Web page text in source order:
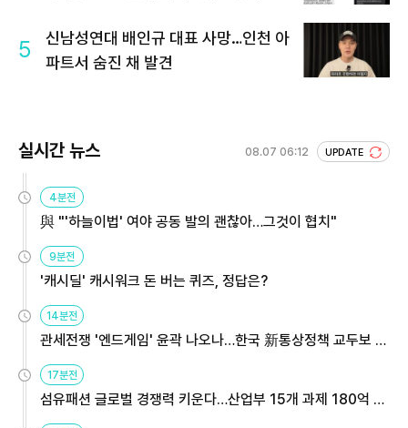
5
신남성연대 배인규 대표 사망…인천 아
파트서 숨진 채 발견
실시간 뉴스 08.07 06:12 UPDATE
4분전
與 "'하늘이법' 여야 공동 발의 괜찮아…그것이 협치"
9분전
'캐시딜' 캐시워크 돈 버는 퀴즈, 정답은?
14분전
관세전쟁 '엔드게임' 윤곽 나오나…한국 新통상정책 교두보 활
17분전
섬유패션 글로벌 경쟁력 키운다…산업부 15개 과제 180억 지